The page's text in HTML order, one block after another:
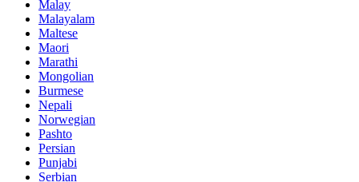
Malay
Malayalam
Maltese
Maori
Marathi
Mongolian
Burmese
Nepali
Norwegian
Pashto
Persian
Punjabi
Serbian